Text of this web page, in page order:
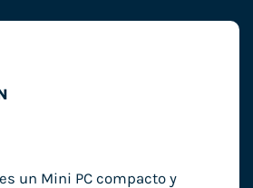
es un Mini PC compacto y